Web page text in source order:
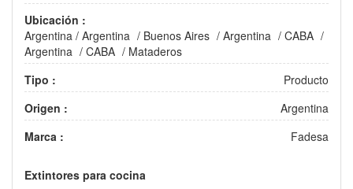
Ubicación :
Argentina / Argentina / Buenos Aires / Argentina / CABA /
Argentina / CABA / Mataderos
Tipo :
Producto
Origen :
Argentina
Marca :
Fadesa
Extintores para cocina